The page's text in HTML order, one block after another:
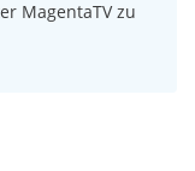
MagentaTV zu